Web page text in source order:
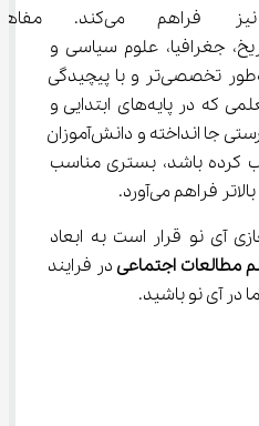
پایه‌های بالاتر را نیز
درس‌های تاریخ، جغرافیا، علوم سیاسی و
اقتصاد، در پایه‌های بالاتر به‌طور تخصصی‌تر و با پیچیدگی
بیشتری دنبال می‌شوند. معلمی که در پایه‌های ابتدایی و
متوسطه، این مفاهیم را به‌درستی جا انداخته و دانش‌آموزان
آن‌ها ترغیب کرده باشد، بستری مناسب
فراهم می‌آورد.
آی نو قرار است به ابعاد
مطالعات اجتماعی در فرایند
در آی نو باشید.